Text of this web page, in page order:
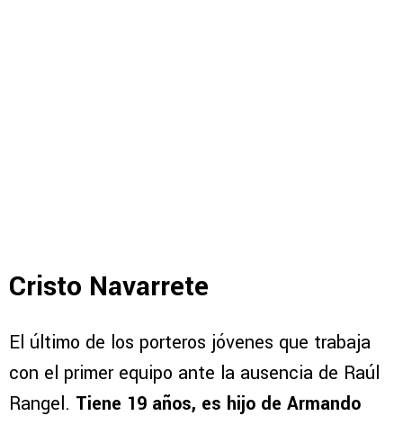
Cristo Navarrete
El último de los porteros jóvenes que trabaja
con el primer equipo ante la ausencia de Raúl
Rangel. Tiene 19 años, es hijo de Armando